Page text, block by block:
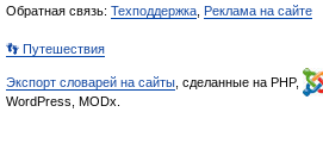
Обратная связь: Техподдержка Реклама на сайте
👣 Путешествия
Экспорт словарей на сайты , сделанные на PHP,
WordPress, MODx.